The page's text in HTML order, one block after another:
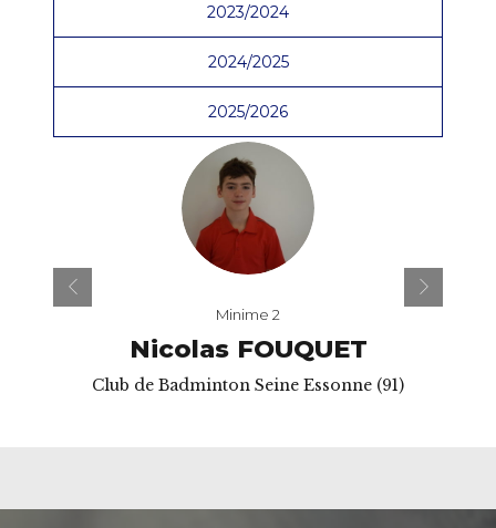
2023/2024
2024/2025
2025/2026
Minime 2
Nicolas FOUQUET
Club de Badminton Seine Essonne (91)